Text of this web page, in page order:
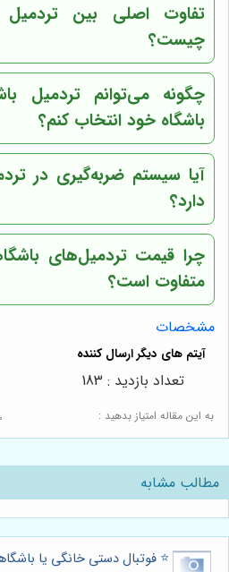
تفاوت اصلی بین
چیست؟
چگونه می‌توانم تردمیل
باشگاه خود انتخاب کنم؟
آیا سیستم ضربه‌گیری در
دارد؟
چرا قیمت تردمیل‌های
متفاوت است؟
مشخصات
به این مقاله امتیاز بدهید :
تعداد بازدید : 183
مطالب مشابه
⭐️ فوتبال دستی خانگی یا